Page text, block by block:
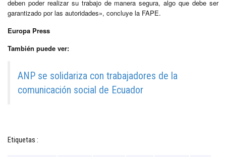
deben poder realizar su trabajo de manera segura, algo que debe ser
garantizado por las autoridades», concluye la FAPE.
Europa Press
También puede ver:
ANP se solidariza con trabajadores de la
comunicación social de Ecuador
Etiquetas :